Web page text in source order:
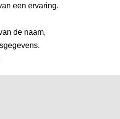
een ervaring.
de naam,